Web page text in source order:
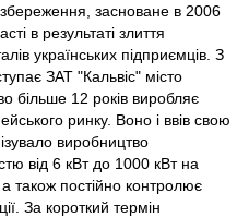
засноване в 2006
в результаті злиття
українських підприємців. З
ЗАТ "Кальвіс" місто
більше 12 років виробляє
ринку. Воно і ввів свою
виробництво
від 6 кВт до 1000 кВт на
також постійно контролює
За короткий термін